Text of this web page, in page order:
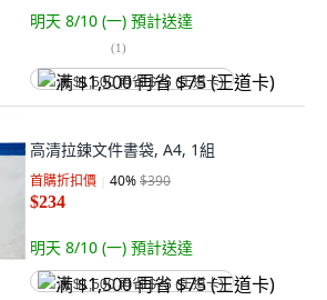
明天 8/10 (一) 預計送達
(1)
满 $1,500 再省 $75 (王道卡)
高清拉鍊文件書袋, A4, 1組
首購折扣價 40%$390
$234
明天 8/10 (一) 預計送達
满 $1,500 再省 $75 (王道卡)